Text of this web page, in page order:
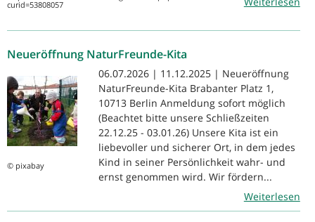
curid=53808057
Neueröffnung NaturFreunde-Kita
© pixabay
06.07.2026 | 11.12.2025 | Neueröffnung
NaturFreunde-Kita Brabanter Platz 1,
10713 Berlin Anmeldung sofort möglich
(Beachtet bitte unsere Schließzeiten
22.12.25 - 03.01.26) Unsere Kita ist ein
liebevoller und sicherer Ort, in dem jedes
Kind in seiner Persönlichkeit wahr- und
ernst genommen wird. Wir fördern...
Weiterlesen